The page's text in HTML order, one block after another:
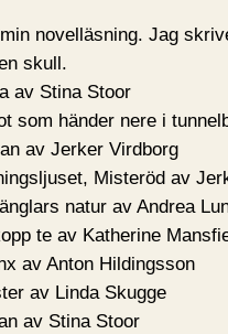
novelläsning. Jag
skull.
av Stina Stoor
som händer nere i
av Jerker Virdborg
Misteröd av
natur av Andrea
te av Katherine
av Anton Hildingsson
av Linda Skugge
av Stina Stoor